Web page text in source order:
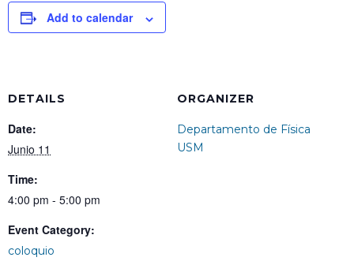
Add to calendar
DETAILS
Date:
Junio 11
Time:
4:00 pm - 5:00 pm
Event Category:
coloquio
ORGANIZER
Departamento de Física
USM